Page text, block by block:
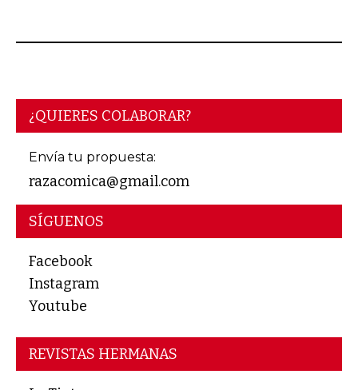
¿QUIERES COLABORAR?
Envía tu propuesta:
razacomica@gmail.com
SÍGUENOS
Facebook
Instagram
Youtube
REVISTAS HERMANAS